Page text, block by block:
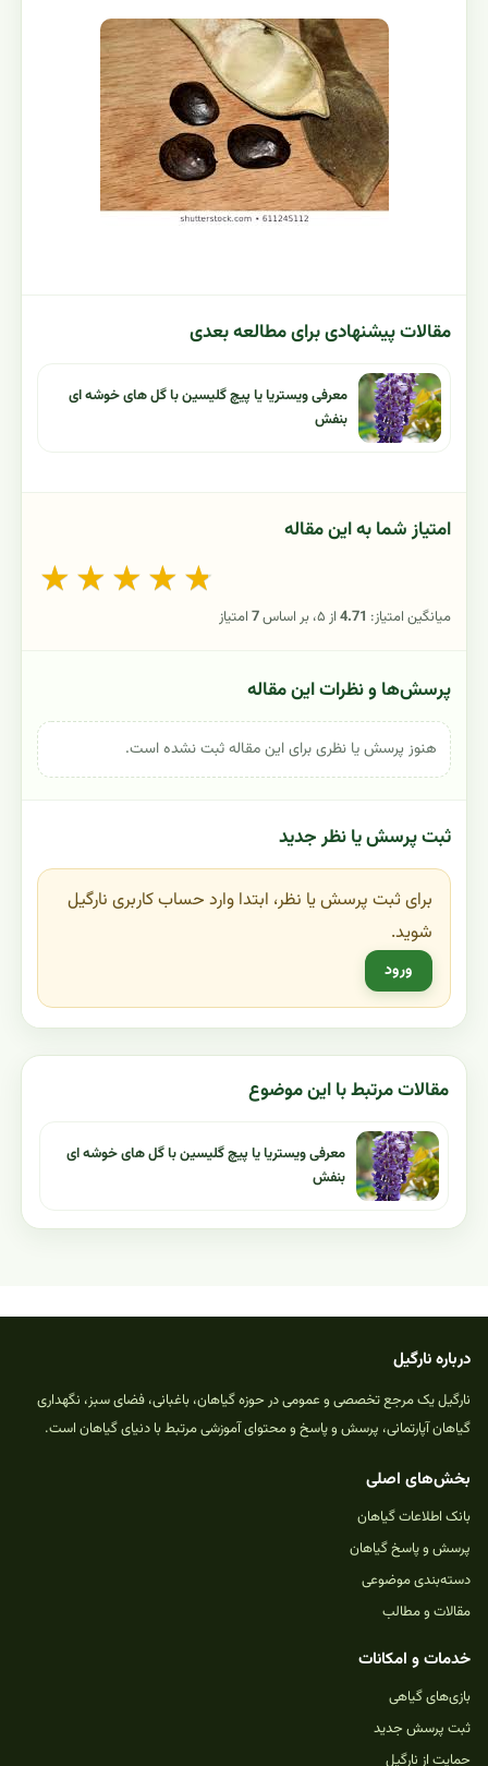
مقالات پیشنهادی برای مطالعه بعدی
معرفی ویستریا یا پیچ گلیسین با گل های خوشه ای
بنفش
امتیاز شما به این مقاله
★ ★ ★ ★ ★
میانگین امتیاز: 4.71از ۵، بر اساس 7امتیاز
پرسش‌ها و نظرات این مقاله
هنوز پرسش یا نظری برای این مقاله ثبت نشده است.
ثبت پرسش یا نظر جدید
برای ثبت پرسش یا نظر، ابتدا وارد حساب کاربری نارگیل
شوید.
ورود
مقالات مرتبط با این موضوع
معرفی ویستریا یا پیچ گلیسین با گل های خوشه ای
بنفش
درباره نارگیل
نارگیل یک مرجع تخصصی و عمومی در حوزه گیاهان، باغبانی، فضای سبز، نگهداری
گیاهان آپارتمانی، پرسش و پاسخ و محتوای آموزشی مرتبط با دنیای گیاهان است.
بخش‌های اصلی
بانک اطلاعات گیاهان
پرسش و پاسخ گیاهان
دسته‌بندی موضوعی
مقالات و مطالب
خدمات و امکانات
بازی‌های گیاهی
ثبت پرسش جدید
حمایت از نارگیل